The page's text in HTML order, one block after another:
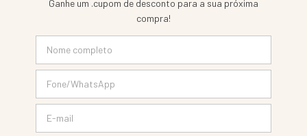
Ganhe um .cupom de desconto para a sua próxima
compra!